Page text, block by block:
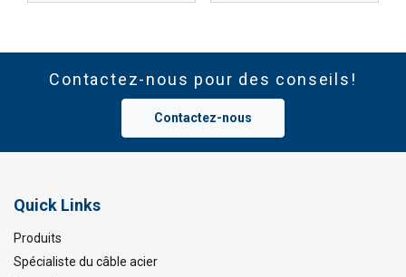
Contactez-nous pour des conseils!
Contactez-nous
Quick Links
Produits
Spécialiste du câble acier